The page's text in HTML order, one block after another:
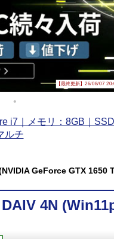
【最終更新】26/08/07
GeForce GTX 1650
4N